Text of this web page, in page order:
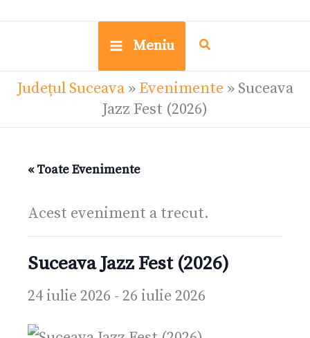
Meniu
Județul Suceava» Evenimente » Suceava
Jazz Fest (2026)
« Toate Evenimente
Acest eveniment a trecut.
Suceava Jazz Fest (2026)
24 iulie 2026 - 26 iulie 2026